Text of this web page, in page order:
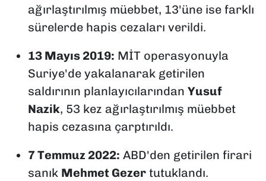
ağırlaştırılmış müebbet, 13'üne ise farklı
sürelerde hapis cezaları verildi.
13 Mayıs 2019: MİT operasyonuyla
Suriye'de yakalanarak getirilen
saldırının planlayıcılarından Yusuf
Nazik, 53 kez ağırlaştırılmış müebbet
hapis cezasına çarptırıldı.
7 Temmuz 2022: ABD'den getirilen firari
sanık Mehmet Gezertutuklandı.